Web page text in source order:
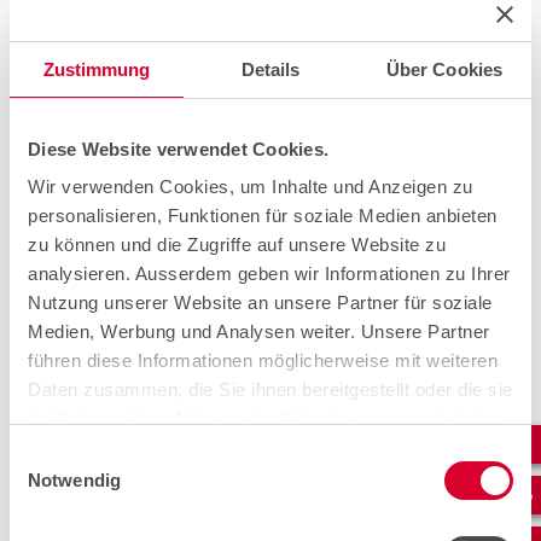
Zustimmung Details Über Cookies
Diese Website verwendet Cookies.
Wir verwenden Cookies, um Inhalte und Anzeigen zu
personalisieren, Funktionen für soziale Medien anbieten
zu können und die Zugriffe auf unsere Website zu
analysieren. Ausserdem geben wir Informationen zu Ihrer
Nutzung unserer Website an unsere Partner für soziale
Medien, Werbung und Analysen weiter. Unsere Partner
führen diese Informationen möglicherweise mit weiteren
Daten zusammen, die Sie ihnen bereitgestellt oder die sie
Notwendig
Projekt Lettershop.
Ein zentraler Bestandteil der SAR App ist der Lettershop.
Automatisierte Dokumente wie
Vorabinformationsschreiben oder Verträge an
Eigentümerinnen und Eigentümer werden direkt von der
App an unseren Lettershop-Partner übermittelt, der den
Druck und Versand der Schreiben übernimmt.
Das Pilotprojekt in Inwil hat gezeigt, wie effizient die
Integration des Lettershops ist. Dadurch kann sich cablex
noch stärker auf ihre Kernaufgaben konzentrieren – die
Planung und den Ausbau von Glasfaser. Schritt für Schritt
wird diese Lösung nun auf weitere Regionen ausgedehnt.
Der Lettershop setzt einen wichtigen
Meilenstein in der Digitalisierung und